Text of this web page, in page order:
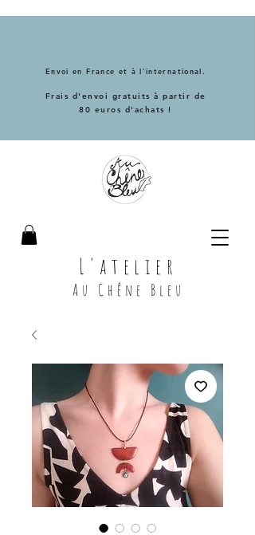
L'atelier
Au Chêne Bleu
Envoi en France et à l'international.
Frais d'envoi gratuits à partir de
80 euros d'achats !